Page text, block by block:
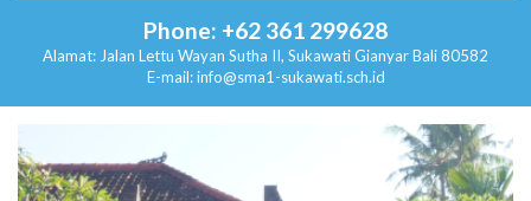
Phone: +62 361 299628
Alamat: Jalan Lettu Wayan Sutha II, SukawatiGianyar Bali 80582
E-mail: info@sma1-sukawati.sch.id